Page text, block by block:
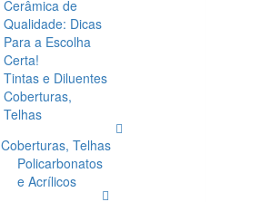
Cerâmica de
Qualidade: Dicas
Para a Escolha
Certa!
Tintas e Diluentes
Coberturas,
Telhas
Coberturas, Telhas
Policarbonatos
e Acrílicos